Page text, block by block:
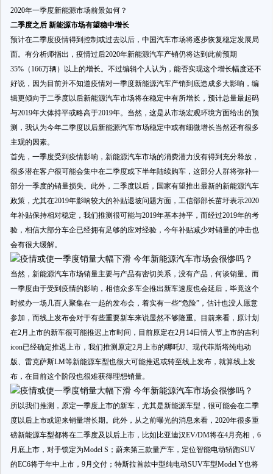
2020年一季度新能源市场前景如何？
二季度之后 新能源市场有望稳中增长
预计在二季度疫情得到控制或过去以后，中国汽车市场将逐步恢复稳定发展局
面。有分析师指出，疫情过后2020年新能源汽车产销仍将达到此前预期
35%（166万辆）以上的增长。不过编辑个人认为，能否实现这个增长幅度还不
好说，因为目前并不知道疫情对一季度新能源汽车产销到底造成多大影响，编
辑更倾向于二季度以后新能源汽车市场将在稳定中有所增长，预计总量最起码
与2019年大体持平或略高于2019年。当然，这是从市场宏观环境方面给出的预
测，我认为今年二季度以后新能源汽车市场稳定中或有细微增长当然还有很多
主观的因素。
首先，一季度受到疫情影响，新能源汽车市场的消费潜力没有得到充分释放，
很多潜在客户很可能会集中在二季度或下半年陆续购车，这部分人群将弥补一
部分一季度的销量损失。此外，二季度以后，国家有望推出最新的新能源汽车
政策，尤其在2019年影响较大的补贴退坡问题方面，工信部部长苗圩表示2020
年补贴保持相对稳定，我们推测很可能与2019年基本持平，而经过2019年的考
验，相信大部分车企已经拥有足够的应对经验，今年补贴减少对销量的冲击也
会有很大缓解。
当然，新能源汽车市场销量主要与产品有密切关系，没有产品，何谈销量。而
一季度由于受到疫情的影响，相信众多车企推出新车速度也会延后，毕竟这个
时候办一场几百人聚集在一起的发布会，着实有一些“危险”，估计也没人愿意
参加，而线上发布会对于有些重要新车来说显然不够隆重。目前来看，原计划
在2月上市的新车很可能推迟上市时间，目前原定在2月14日情人节上市的吉利
icon已经确定推迟上市，我们推测原定2月上市的哪吒U、现代菲斯塔纯电动
版、雷克萨斯LM等新能源车型也很大可能推迟或转至线上发布，就算线上发
布，在目前这个阶段也很难获得理想销量。
所以我们推测，原定一季度上市的新车，尤其是新能源车型，很可能会在二季
度以后上市或迎来销量增长期。此外，从之前曝光的消息来看，2020年很多重
磅新能源车型都将在二季度及以后上市，比如比亚迪汉EV/DM将在4月亮相，6
月底上市，对手锁定为Model S；蔚来第三款量产车，定位智能电动轿跑SUV
的EC6将于年中上市，9月交付；特斯拉首款中型纯电动SUV车型Model Y也将